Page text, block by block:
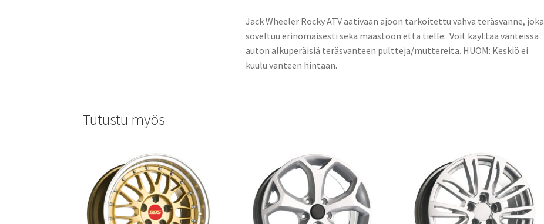
Jack Wheeler Rocky ATV aativaan ajoon tarkoitettu vahva teräsvanne, joka
soveltuu erinomaisesti sekä maastoon että tielle. Voit käyttää vanteissa
auton alkuperäisiä teräsvanteen pultteja/muttereita. HUOM: Keskiö ei
kuulu vanteen hintaan.
Tutustu myös